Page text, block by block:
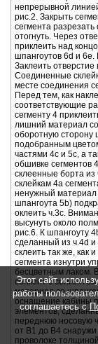
Этот сайт
работы
соглашаетесь с